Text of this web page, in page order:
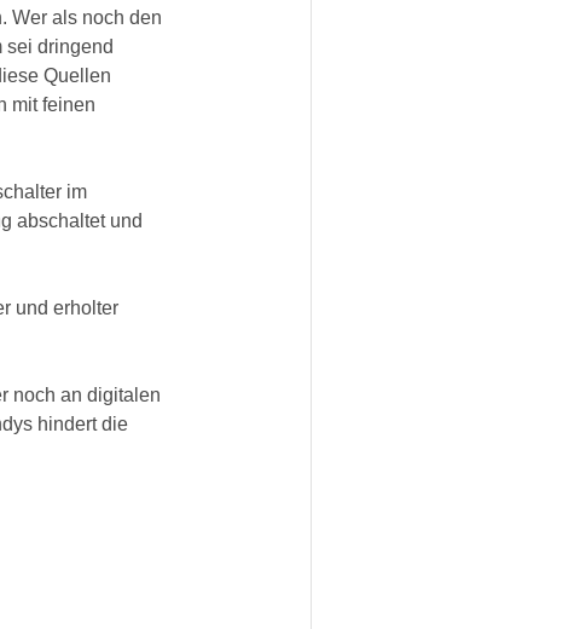
Wer als noch den
sei dringend
Quellen
mit feinen
im
abschaltet und
und erholter
noch an digitalen
hindert die